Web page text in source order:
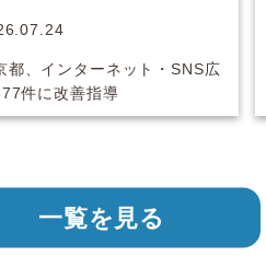
都、インターネット・SNS広
件に改善指導
一覧を見る